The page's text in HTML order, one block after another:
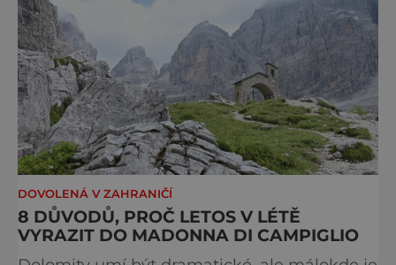
DOVOLENÁ V ZAHRANIČÍ
8 DŮVODŮ, PROČ LETOS V LÉTĚ
VYRAZIT DO MADONNA DI CAMPIGLIO